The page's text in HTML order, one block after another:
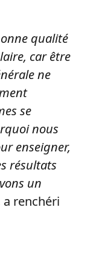
qualité
car être
ne
se
nous
enseigner,
résultats
un
a renchéri